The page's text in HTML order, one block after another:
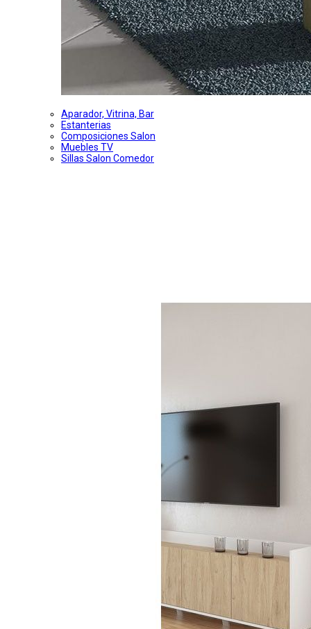
Aparador, Vitrina, Bar
Estanterias
Composiciones Salon
Muebles TV
Sillas Salon Comedor